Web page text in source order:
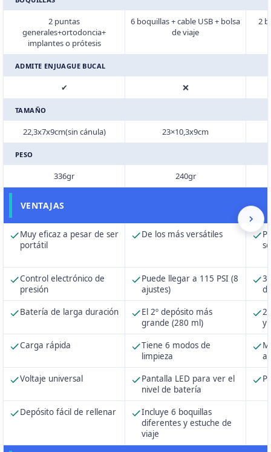
2 puntas
generales+ortodoncia+
implantes o prótesis
6 boquillas + cable USB + bolsa
de viaje
2
ADMITE ENJUAGUE BUCAL
✔ ❌
TAMAÑO
22,3x7x9cm(sin cánula) 23×10,3x9cm
PESO
336gr 240gr
VENTAJAS
Muy eficaz a pesar de ser
portátil
De los más versátiles
Control electrónico de
presión
Puede llegar a 115 PSI (8
ajustes)
3
Batería de larga duración
El 2º depósito más
grande (280 ml)
2
y
Carga rápida
Tiene 6 modos de
limpieza
Voltaje universal
Pantalla LED para ver el
nivel de batería
Depósito fácil de rellenar
Incluye 6 boquillas
diferentes y estuche de
viaje